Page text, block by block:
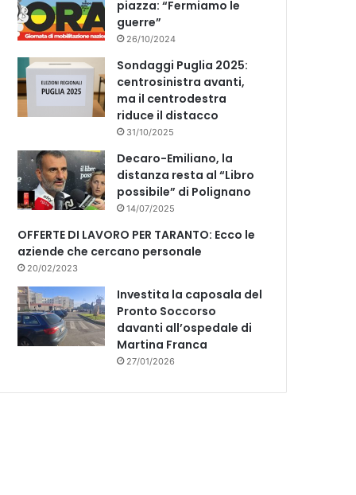
piazza: “Fermiamo le
guerre”
26/10/2024
Sondaggi Puglia 2025:
centrosinistra avanti,
ma il centrodestra
riduce il distacco
31/10/2025
Decaro-Emiliano, la
distanza resta al “Libro
possibile” di Polignano
14/07/2025
OFFERTE DI LAVORO PER TARANTO: Ecco le
aziende che cercano personale
20/02/2023
Investita la caposala del
Pronto Soccorso
davanti all’ospedale di
Martina Franca
27/01/2026